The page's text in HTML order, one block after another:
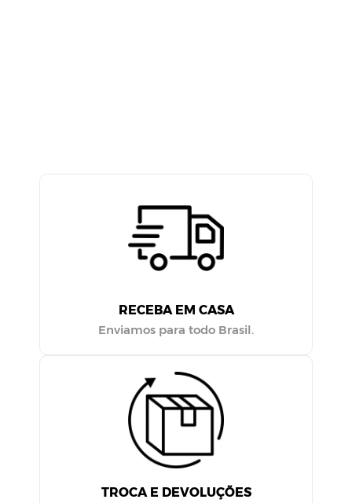
RECEBA EM CASA
Enviamos para todo Brasil.
TROCA E DEVOLUÇÕES